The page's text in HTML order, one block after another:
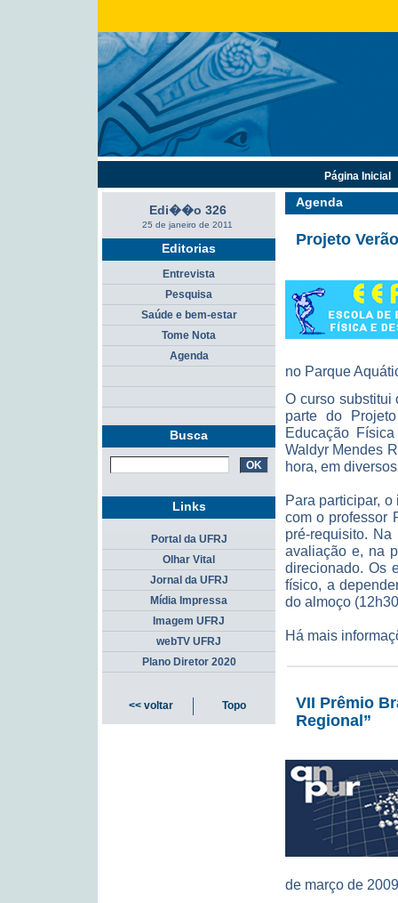
Agenda
Projeto
no Parque
O curso substitui
parte do
Educação
Waldyr Mendes
hora, em
Para participar,
com o professor
pré-requisito.
avaliação e, na
direcionado. Os
físico, a
do almoço
Há mais
VII Prêmio
Regional”
de março de
Edi��o 326
25 de janeiro de 2011
Editorias
Entrevista
Pesquisa
Saúde e bem-estar
Tome Nota
Agenda
Busca
Página Inicial
Links
Portal da UFRJ
Olhar Vital
Jornal da UFRJ
Mídia Impressa
Imagem UFRJ
webTV UFRJ
Plano Diretor 2020
<< voltar Topo